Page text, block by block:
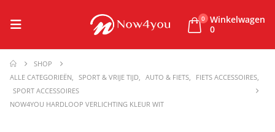
0 Winkelwagen
0
SHOP
ALLE CATEGORIEËN, SPORT & VRIJE TIJD, AUTO & FIETS, FIETS ACCESSOIRES,
SPORT ACCESSOIRES
NOW4YOU HARDLOOP VERLICHTING KLEUR WIT